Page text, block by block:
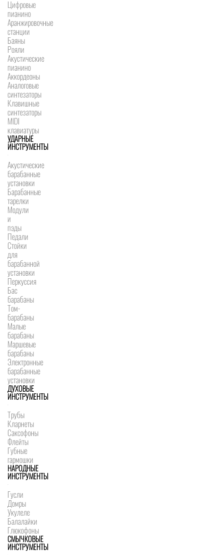
Цифровые
пианино
Аранжировочные
станции
Баяны
Рояли
Акустические
пианино
Аккордеоны
Аналоговые
синтезаторы
Клавишные
синтезаторы
MIDI
клавиатуры
УДАРНЫЕ
ИНСТРУМЕНТЫ
Акустические
барабанные
установки
Барабанные
тарелки
Модули
и
пэды
Педали
Стойки
для
барабанной
установки
Перкуссия
Бас
барабаны
Том-
барабаны
Малые
барабаны
Маршевые
барабаны
Электронные
барабанные
установки
ДУХОВЫЕ
ИНСТРУМЕНТЫ
Трубы
Кларнеты
Саксофоны
Флейты
Губные
гармошки
НАРОДНЫЕ
ИНСТРУМЕНТЫ
Гусли
Домры
Укулеле
Балалайки
Глюкофоны
СМЫЧКОВЫЕ
ИНСТРУМЕНТЫ